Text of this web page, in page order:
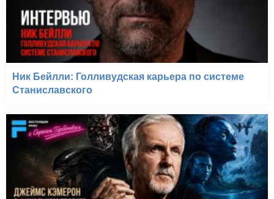
Ник Бейлли: Голливудская карьера по системе
Станиславского